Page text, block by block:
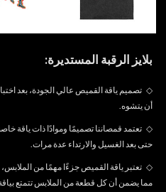
بلايز الرقبة المستديرة:
◇ تصميم ياقة القميص عالي الجودة، بعد
أن يتشوه.
◇ تعتمد قمصاننا تصميمًا وموادًا ذات ياقة
حتى بعد الغسيل والارتداء عدة مرات.
◇ تعتبر ياقة القميص جزءًا مهمًا من
مما يضمن أن كل قطعة من الملابس تتمتع